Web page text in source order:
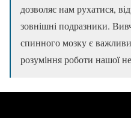
дозволяє нам рухатися,
зовнішні подразники.
спинного мозку є
розуміння роботи нашої